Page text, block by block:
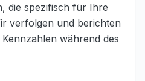
die spezifisch für Ihre
verfolgen und berichten
während des